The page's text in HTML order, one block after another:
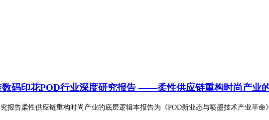
码印花POD行业深度研究报告 ——柔性供应链重构时尚产业
报告柔性供应链重构时尚产业的底层逻辑本报告为《POD新业态与喷墨技术产业革